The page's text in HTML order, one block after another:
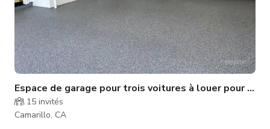
Espace de garage pour trois voitures à louer pour
15 invités
Camarillo, CA